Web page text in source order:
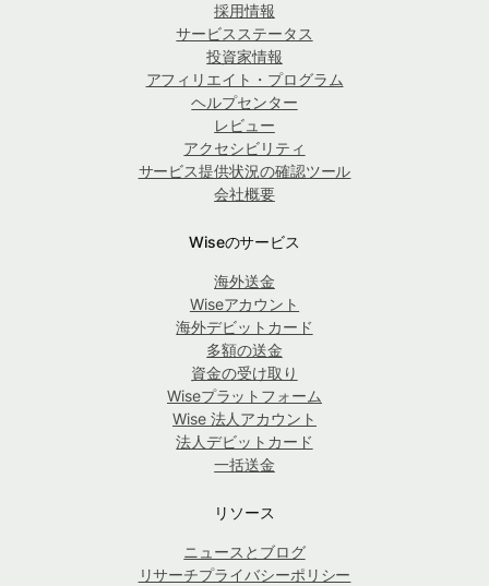
採用情報
サービスステータス
投資家情報
アフィリエイト・プログラム
ヘルプセンター
レビュー
アクセシビリティ
サービス提供状況の確認ツール
会社概要
Wiseのサービス
海外送金
Wiseアカウント
海外デビットカード
多額の送金
資金の受け取り
Wiseプラットフォーム
Wise 法人アカウント
法人デビットカード
一括送金
リソース
ニュースとブログ
リサーチプライバシーポリシー